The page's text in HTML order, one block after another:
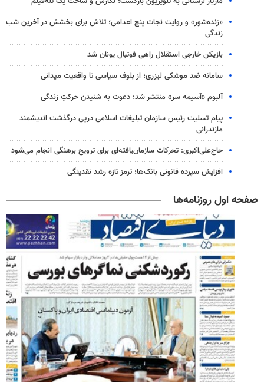
«زنده‌شور» و روایت نجات پنج اعدامی؛ تلاش برای بخشش در آخرین شب
زندگی
بازیکن خارجی استقلال راهی فوتبال یونان شد
سامانه ضد موشکی لیزری؛ از بلوف سیاسی تا واقعیت میدانی
آلبوم «آسیمه سر» منتشر شد؛ دعوت به شنیدن حرکتِ زندگی
پیام تسلیت رئیس سازمان تبلیغات اسلامی درپی درگذشت اندیشمند
مازندرانی
حاج‌علی‌اکبری: تحرکات سازمان‌یافته‌ای برای ترویج برهنگی انجام می‌شود
افزایش سپرده قانونی بانک‌ها؛ ترمز تازه رشد نقدینگی
صفحه اول روزنامه‌ها